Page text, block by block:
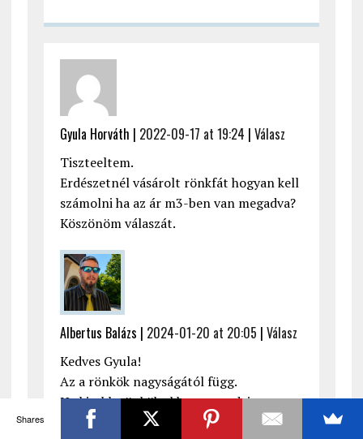
Gyula Horváth | 2022-09-17 at 19:24 | Válasz
Tiszteeltem.
Erdészetnél vásárolt rönkfát hogyan kell
számolni ha az ár m3-ben van megadva?
Köszönöm válaszát.
Albertus Balázs | 2024-01-20 at 20:05 | Válasz
Kedves Gyula!
Az a rönkök nagyságától függ.
Ha kisebb rönkök akkor azt erdei
köbméterben kell mérni (1x1x1,7m) az
Shares